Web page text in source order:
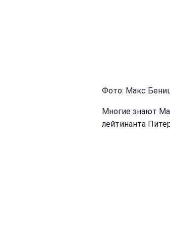
Фото: Макс
Многие знают
лейтинанта